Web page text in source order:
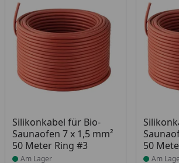
Silikonkabel für Bio-
Saunaofen 7 x 1,5 mm²
50 Meter Ring #3
Produkt am Lager
Am Lager
50
Produkt
Am